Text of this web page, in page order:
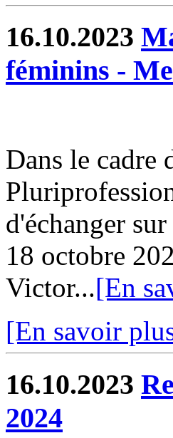
16.10.2023
féminins -
Dans le cadre
d'échanger
18 octobre
Victor...[En
[En savoir
16.10.2023
2024